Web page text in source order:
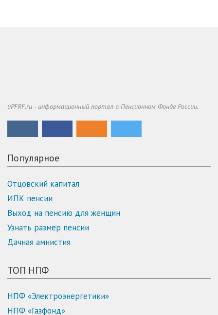
uPFRF.ru - информационный портал о Пенсионном Фонде России.
Популярное
Отцовский капитал
ИПК пенсии
Выход на пенсию для женщин
Узнать размер пенсии
Дачная амнистия
ТОП НПФ
НПФ «Электроэнергетики»
НПФ «Газфонд»